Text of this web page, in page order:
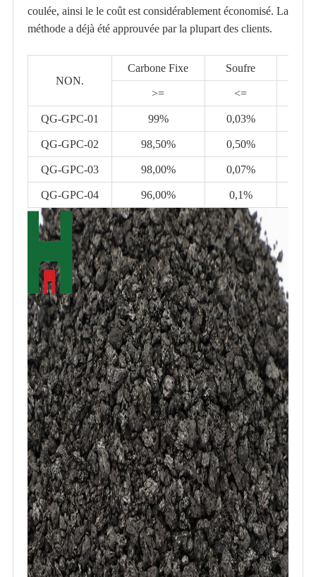
coulée, ainsi le le coût est considérablement économisé. La
méthode a déjà été approuvée par la plupart des clients.
NON.
Carbone Fixe Soufre
>= <=
QG-GPC-01 99% 0,03%
QG-GPC-02 98,50% 0,50%
QG-GPC-03 98,00% 0,07%
QG-GPC-04 96,00% 0,1%